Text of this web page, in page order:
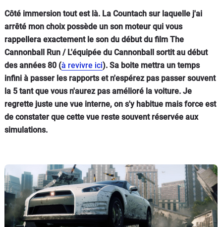
Côté immersion tout est là. La Countach sur laquelle j'ai
arrêté mon choix possède un son moteur qui vous
rappellera exactement le son du début du film The
Cannonball Run / L'équipée du Cannonball sortit au début
des années 80 (à revivre ici). Sa boite mettra un temps
infini à passer les rapports et n'espérez pas passer souvent
la 5 tant que vous n'aurez pas amélioré la voiture. Je
regrette juste une vue interne, on s'y habitue mais force est
de constater que cette vue reste souvent réservée aux
simulations.